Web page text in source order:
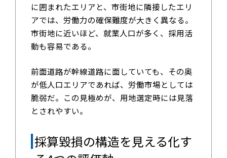
に囲まれたエリアと、市街地に隣接したエリ
アでは、労働力の確保難度が大きく異なる。
市街地に近いほど、就業人口が多く、採用活
動も容易である。
前面道路が幹線道路に面していても、その奥
が低人口エリアであれば、労働市場としては
脆弱だ。この見極めが、用地選定時には見落
とされやすい。
採算毀損の構造を見える化す